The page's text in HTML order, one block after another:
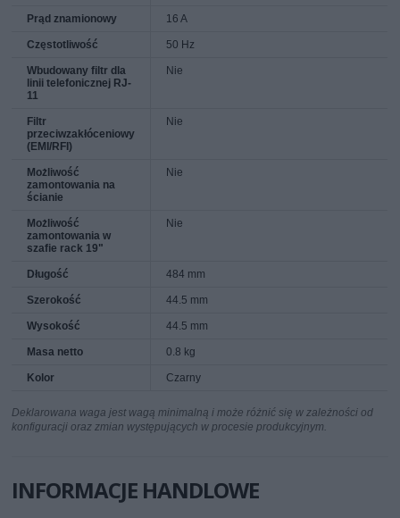
Prąd znamionowy 16 A
Częstotliwość 50 Hz
Wbudowany filtr dla
linii telefonicznej RJ-
11
Nie
Filtr
przeciwzakłóceniowy
(EMI/RFI)
Nie
Możliwość
zamontowania na
ścianie
Nie
Możliwość
zamontowania w
szafie rack 19"
Nie
Długość 484 mm
Szerokość 44.5 mm
Wysokość 44.5 mm
Masa netto 0.8 kg
Kolor Czarny
Deklarowana waga jest wagą minimalną i może różnić się w zależności od
konfiguracji oraz zmian występujących w procesie produkcyjnym.
INFORMACJE HANDLOWE